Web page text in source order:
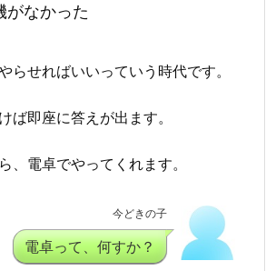
がなかった
らせればいいっていう時代です。
ば即座に答えが出ます。
、電卓でやってくれます。
今どきの子
電卓って、何すか？